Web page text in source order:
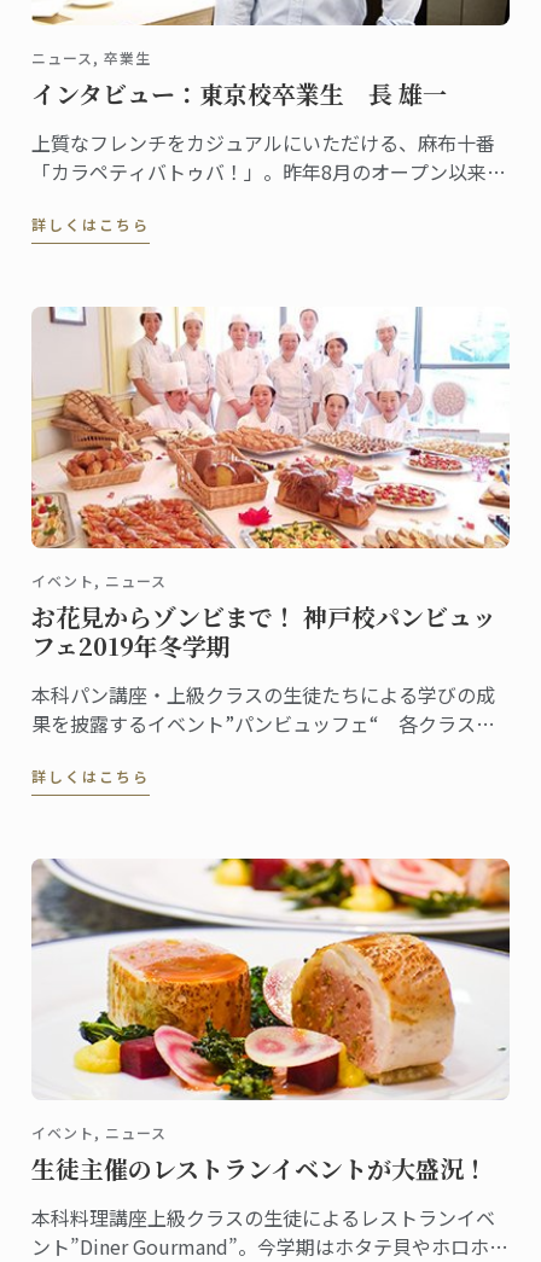
ニュース, 卒業生
インタビュー：東京校卒業生 長 雄一
上質なフレンチをカジュアルにいただける、麻布十番
「カラペティバトゥバ！」。昨年8月のオープン以来、
メな人々の間でも評価の高い、この2店舗のオーナーが
詳しくはこちら
イベント, ニュース
お花見からゾンビまで！ 神戸校パンビュッ
フェ2019年冬学期
本科パン講座・上級クラスの生徒たちによる学びの成
果を披露するイベント”パンビュッフェ“ 各クラスで
テーション。
詳しくはこちら
イベント, ニュース
生徒主催のレストランイベントが大盛況！
本科料理講座上級クラスの生徒によるレストランイベ
ント”Diner Gourmand”。今学期はホタテ貝やホロホロ